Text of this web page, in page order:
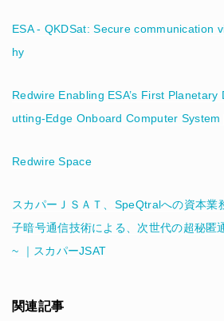
ESA - QKDSat: Secure communication
hy
Redwire Enabling ESA’s First
utting-Edge Onboard Computer System
Redwire Space
スカパーＪＳＡＴ、SpeQtralへの資本業
子暗号通信技術による、次世代の超秘匿
~ ｜スカパーJSAT
関連記事